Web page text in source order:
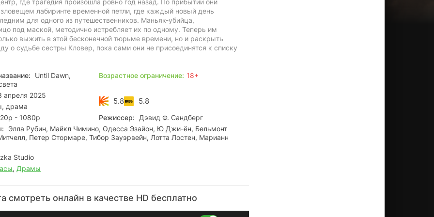
где трагедия произошла ровно год назад. По прибытии они
лабиринте временной петли, где каждый новый день
для одного из путешественников. Маньяк-убийца,
под маской, методично истребляет их по одному. Теперь им
выжить в этой бесконечной тюрьме времени, но и раскрыть
о судьбе сестры Кловер, пока сами они не присоединятся к списку
Until Dawn,
Возрастное ограничение: 18+
апреля 2025
5.8 5.8
драма
- 1080p
Режиссер:
Дэвид Ф. Сандберг
Элла Рубин, Майкл Чимино, Одесса Эзайон, Ю Джи-ён, Бельмонт
Петер Стормаре, Тибор Зауэрвейн, Лотта Лостен, Марианн
Studio
, Драмы
онлайн в качестве HD бесплатно